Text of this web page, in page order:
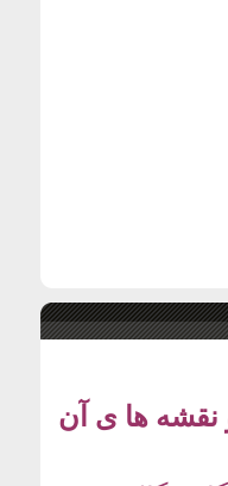
نقشه ها ی آن